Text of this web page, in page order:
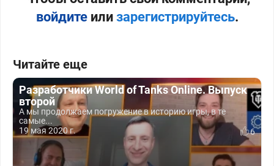
войдитеили зарегистрируйтесь.
Читайте еще
Разработчики World of Tanks Online. Выпуск
второй
А мы продолжаем погружение в историю игры, в те
самые...
19 мая 2020 г.
6